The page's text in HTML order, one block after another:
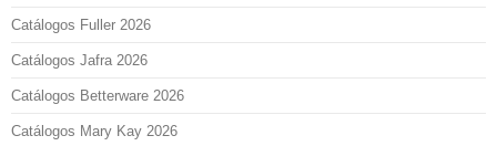
Catálogos Fuller 2026
Catálogos Jafra 2026
Catálogos Betterware 2026
Catálogos Mary Kay 2026